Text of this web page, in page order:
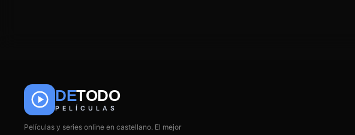
DETODO
PELÍCULAS
Películas y series online en castellano. El mejor